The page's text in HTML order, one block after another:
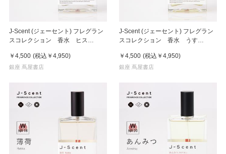
J-Scent (ジェーセント) フレグラン
スコレクション 香水 ヒス
￥4,500 (税込 ￥4,950)
銀座 蔦屋書店
J-Scent (ジェーセント) フレグラン
スコレクション 香水 うす
￥4,500 (税込 ￥4,950)
銀座 蔦屋書店